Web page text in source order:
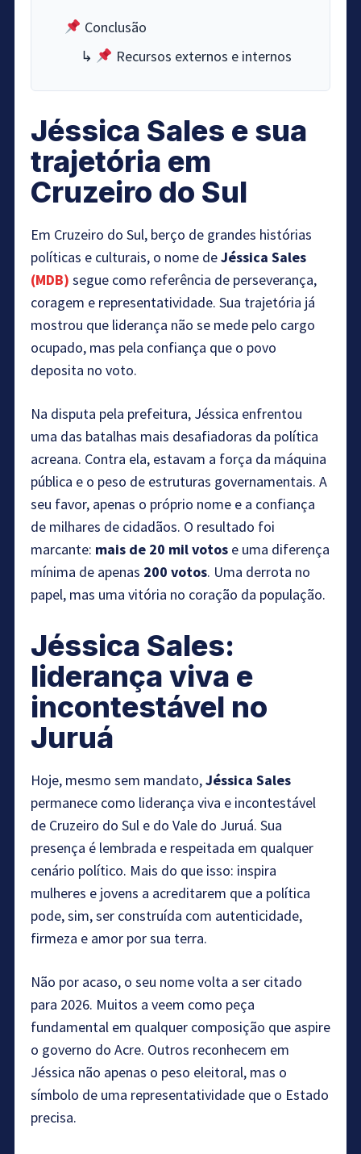
Conclusão
↳
Recursos externos e internos
Jéssica Sales e sua
trajetória em
Cruzeiro do Sul
Em Cruzeiro do Sul, berço de grandes histórias
políticas e culturais, o nome deJéssica Sales
(MDB) segue como referência de perseverança,
coragem e representatividade. Sua trajetória já
mostrou que liderança não se mede pelo cargo
ocupado, mas pela confiança que o povo
deposita no voto.
Na disputa pela prefeitura, Jéssica enfrentou
uma das batalhas mais desafiadoras da política
acreana. Contra ela, estavam a força da máquina
pública e o peso de estruturas governamentais. A
seu favor, apenas o próprio nome e a confiança
de milhares de cidadãos. O resultado foi
marcante: mais de 20 mil votos e uma diferença
mínima de apenas 200 votos. Uma derrota no
papel, mas uma vitória no coração da população.
Jéssica Sales:
liderança viva e
incontestável no
Juruá
Hoje, mesmo sem mandato,Jéssica Sales
permanece como liderança viva e incontestável
de Cruzeiro do Sul e do Vale do Juruá. Sua
presença é lembrada e respeitada em qualquer
cenário político. Mais do que isso: inspira
mulheres e jovens a acreditarem que a política
pode, sim, ser construída com autenticidade,
firmeza e amor por sua terra.
Não por acaso, o seu nome volta a ser citado
para 2026. Muitos a veem como peça
fundamental em qualquer composição que aspire
o governo do Acre. Outros reconhecem em
Jéssica não apenas o peso eleitoral, mas o
símbolo de uma representatividade que o Estado
precisa.